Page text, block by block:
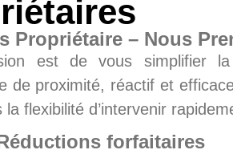
Propriétaire – Nous
est de vous simplifier
de proximité, réactif et
la flexibilité d’intervenir
forfaitaires